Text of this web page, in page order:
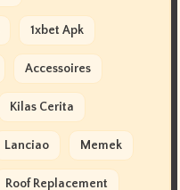
1xbet Apk
Accessoires
Kilas Cerita
Lanciao Memek
Roof Replacement